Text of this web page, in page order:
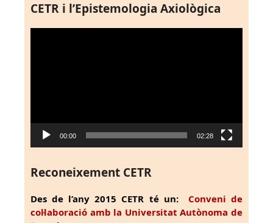
CETR i l’Epistemologia Axiològica
00:00 02:28
Reconeixement CETR
Des de l’any 2015 CETR té un: Conveni de
col·laboració amb la Universitat Autònoma de